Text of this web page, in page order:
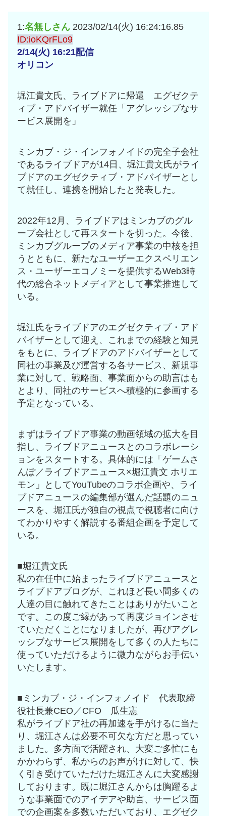
1:名無しさん 2023/02/14(火) 16:24:16.85
ID:ioKQrFLo9
2/14(火) 16:21配信
オリコン
堀江貴文氏、ライブドアに帰還 エグゼクテ
ィブ・アドバイザー就任「アグレッシブなサ
ービス展開を」
ミンカブ・ジ・インフォノイドの完全子会社
であるライブドアが14日、堀江貴文氏がライ
ブドアのエグゼクティブ・アドバイザーとし
て就任し、連携を開始したと発表した。
2022年12月、ライブドアはミンカブのグル
ープ会社として再スタートを切った。今後、
ミンカブグループのメディア事業の中核を担
うとともに、新たなユーザーエクスペリエン
ス・ユーザーエコノミーを提供するWeb3時
代の総合ネットメディアとして事業推進して
いる。
堀江氏をライブドアのエグゼクティブ・アド
バイザーとして迎え、これまでの経験と知見
をもとに、ライブドアのアドバイザーとして
同社の事業及び運営する各サービス、新規事
業に対して、戦略面、事業面からの助言はも
とより、同社のサービスへ積極的に参画する
予定となっている。
まずはライブドア事業の動画領域の拡大を目
指し、ライブドアニュースとのコラボレーシ
ョンをスタートする。具体的には「ゲームさ
んぽ／ライブドアニュース×堀江貴文 ホリエ
モン」としてYouTubeのコラボ企画や、ライ
ブドアニュースの編集部が選んだ話題のニュ
ースを、堀江氏が独自の視点で視聴者に向け
てわかりやすく解説する番組企画を予定して
いる。
■堀江貴文氏
私の在任中に始まったライブドアニュースと
ライブドアブログが、これほど長い間多くの
人達の目に触れてきたことはありがたいこと
です。この度ご縁があって再度ジョインさせ
ていただくことになりましたが、再びアグレ
ッシブなサービス展開をして多くの人たちに
使っていただけるように微力ながらお手伝い
いたします。
■ミンカブ・ジ・インフォノイド 代表取締
役社長兼CEO／CFO 瓜生憲
私がライブドア社の再加速を手がけるに当た
り、堀江さんは必要不可欠な方だと思ってい
ました。多方面で活躍され、大変ご多忙にも
かかわらず、私からのお声がけに対して、快
く引き受けていただけた堀江さんに大変感謝
しております。既に堀江さんからは胸躍るよ
うな事業面でのアイデアや助言、サービス面
での企画案を多数いただいており、エグゼク